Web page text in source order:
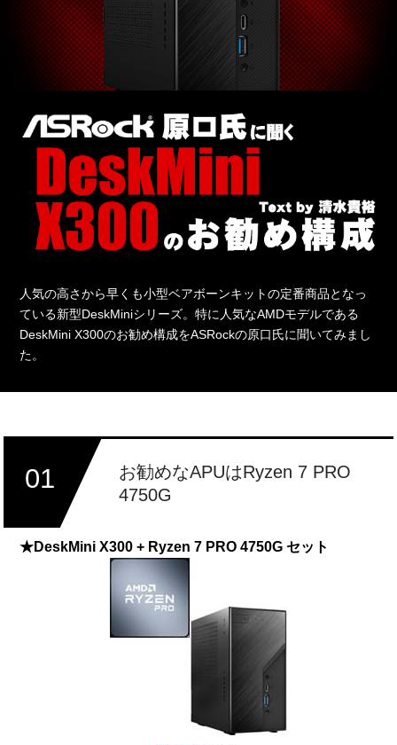
人気の高さから早くも小型ベアボーンキットの定番商品となっ
ている新型DeskMiniシリーズ。特に人気なAMDモデルである
DeskMini X300のお勧め構成をASRockの原口氏に聞いてみまし
た。
01
お勧めなAPUはRyzen 7 PRO
4750G
★DeskMini X300 + Ryzen 7 PRO 4750G セット